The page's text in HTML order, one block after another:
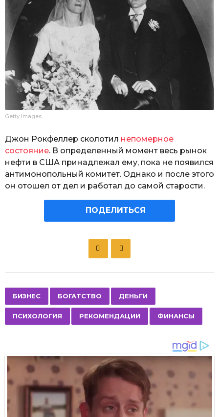
Getty Images
Джон Рокфеллер сколотил непомерное
состояние. В определенный момент весь рынок
нефти в США принадлежал ему, пока не появился
антимонопольный комитет. Однако и после этого
он отошел от дел и работал до самой старости.
ПОДЕЛИТЬСЯ
a
g
a
t
i
o
n
БИЗНЕС БОГАТСТВО ДЕНЬГИ
ПСИХОЛОГИЯ РЕКОМЕНДАЦИИ ФИНАНСЫ